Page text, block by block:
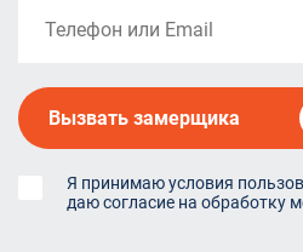
Вызвать замерщика
Я принимаю условия
даю согласие на обработку